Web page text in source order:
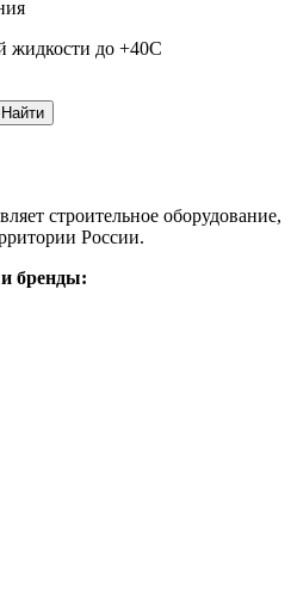
жидкости до +40С
строительное оборудование,
России.
бренды: